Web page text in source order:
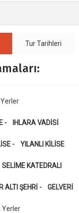
Tur Tarihleri
Yerler
- IHLARA VADİSİ
- YILANLI KİLİSE
KATEDRALI
ALTI ŞEHRİ - GELVERİ
Yerler